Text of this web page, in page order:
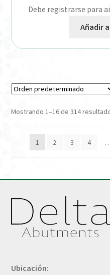
Debe registrarse para
Añadir
Mostrando 1–16 de 314
1 2 3 4
Ubicación: